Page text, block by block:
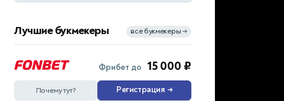
Лучшие букмекеры все букмекеры →
Фрибет до 15 000 ₽
Почему тут? Регистрация →